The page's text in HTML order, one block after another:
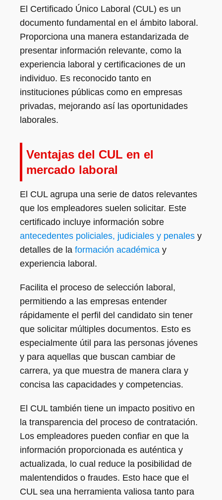
El Certificado Único Laboral (CUL) es un
documento fundamental en el ámbito laboral.
Proporciona una manera estandarizada de
presentar información relevante, como la
experiencia laboral y certificaciones de un
individuo. Es reconocido tanto en
instituciones públicas como en empresas
privadas, mejorando así las oportunidades
laborales.
Ventajas del CUL en el
mercado laboral
El CUL agrupa una serie de datos relevantes
que los empleadores suelen solicitar. Este
certificado incluye información sobre
antecedentes policiales, judiciales y penales y
detalles de la formación académica y
experiencia laboral.
Facilita el proceso de selección laboral,
permitiendo a las empresas entender
rápidamente el perfil del candidato sin tener
que solicitar múltiples documentos. Esto es
especialmente útil para las personas jóvenes
y para aquellas que buscan cambiar de
carrera, ya que muestra de manera clara y
concisa las capacidades y competencias.
El CUL también tiene un impacto positivo en
la transparencia del proceso de contratación.
Los empleadores pueden confiar en que la
información proporcionada es auténtica y
actualizada, lo cual reduce la posibilidad de
malentendidos o fraudes. Esto hace que el
CUL sea una herramienta valiosa tanto para